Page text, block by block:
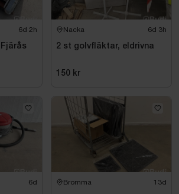
6d 2h Nacka 6d 3h
2 st golvfläktar, eldrivna
150 kr
6d Bromma 13d